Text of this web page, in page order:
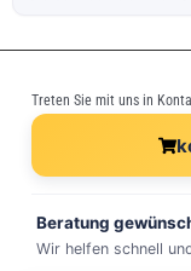
Treten Sie mit uns in
Beratung
Wir helfen schnell